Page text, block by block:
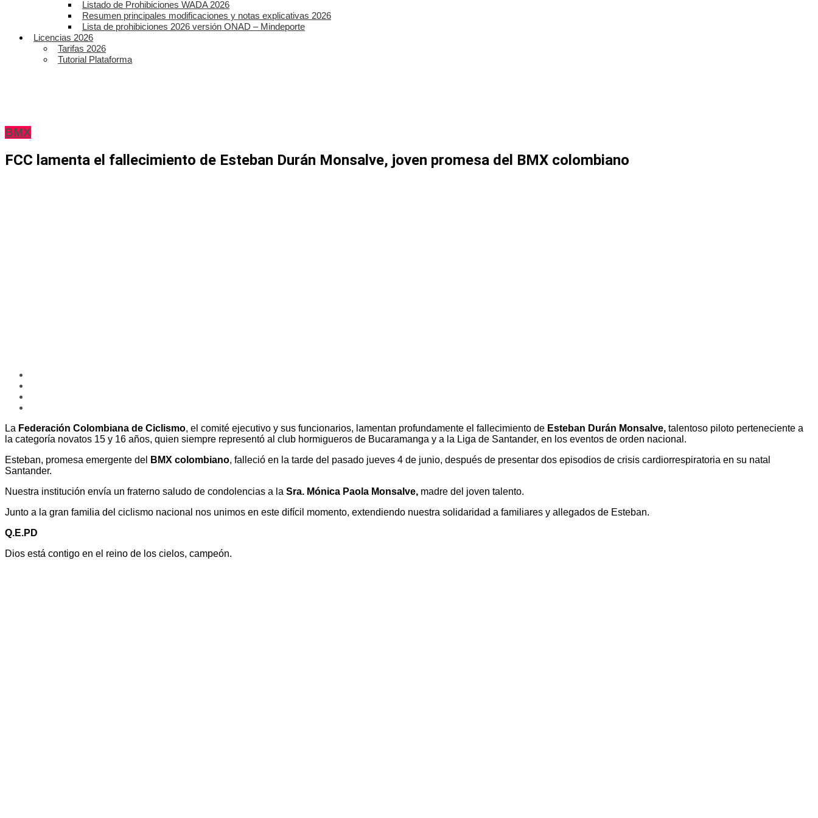
Listado de Prohibiciones WADA 2026
Resumen principales modificaciones y notas explicativas 2026
Lista de prohibiciones 2026 versión ONAD – Mindeporte
Licencias 2026
Tarifas 2026
Tutorial Plataforma
BMX
FCC lamenta el fallecimiento de Esteban Durán Monsalve, joven promesa del BMX colombiano
La Federación Colombiana de Ciclismo, el comité ejecutivo y sus funcionarios, lamentan profundamente el fallecimiento de Esteban Durán Monsalve, talentoso piloto perteneciente a
la categoría novatos 15 y 16 años, quien siempre representó al club hormigueros de Bucaramanga y a la Liga de Santander, en los eventos de orden nacional.
Esteban, promesa emergente del
BMX colombiano, falleció en la tarde del pasado jueves 4 de junio, después de presentar dos episodios de crisis cardiorrespiratoria en su natal
Santander.
Nuestra institución envía un fraterno saludo de condolencias a la Sra. Mónica Paola Monsalve, madre del joven talento.
Junto a la gran familia del ciclismo nacional nos unimos en este difícil momento, extendiendo nuestra solidaridad a familiares y allegados de Esteban.
Q.E.PD
Dios está contigo en el reino de los cielos, campeón.